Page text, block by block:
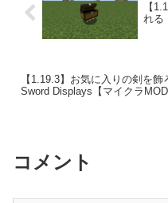
【
れる
【1.19.3】お気に入りの剣を
Sword Displays【マイクラMOD
コメント